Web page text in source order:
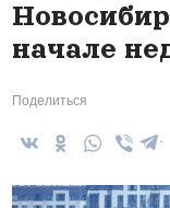
начале
Поделиться